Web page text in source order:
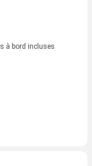
à bord incluses